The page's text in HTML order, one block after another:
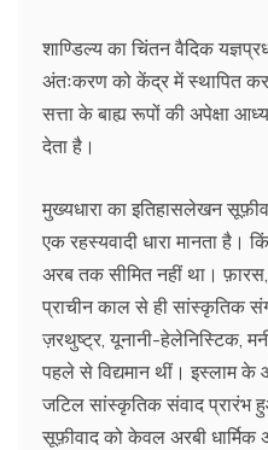
शाण्डिल्य का चिंतन वैदिक
अंतःकरण को केंद्र में स्थापित
सत्ता के बाह्य रूपों की अपेक्षा
देता है।
मुख्यधारा का इतिहासलेखन
एक रहस्यवादी धारा मानता
अरब तक सीमित नहीं था।
प्राचीन काल से ही सांस्कृतिक
ज़रथुष्ट्र, यूनानी-हेलेनिस्टिक,
पहले से विद्यमान थीं। इस्लाम के
जटिल सांस्कृतिक संवाद प्रारंभ
सूफ़ीवाद को केवल अरबी